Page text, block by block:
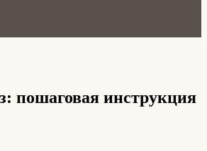
пошаговая инструкция